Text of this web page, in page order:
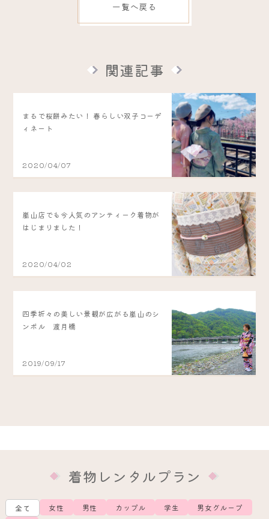
一覧へ戻る
関連記事
まるで桜餅みたい！ 春らしい双子コーデ
ィネート
2020/04/07
嵐山店でも今人気のアンティーク着物が
はじまりました！
2020/04/02
四季折々の美しい景観が広がる嵐山のシ
ンボル 渡月橋
2019/09/17
着物レンタルプラン
全て 女性 男性 カップル 学生
男女グループ